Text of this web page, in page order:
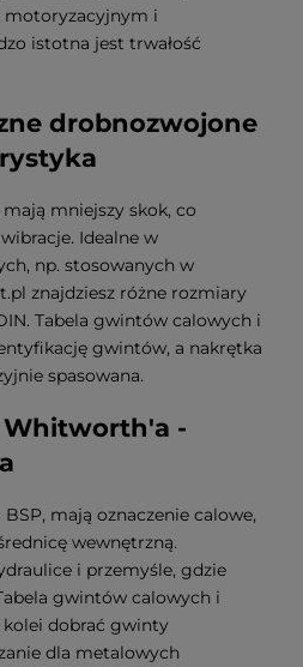
motoryzacyjnym i
istotna jest trwałość
drobnozwojone
mniejszy skok, co
Idealne w
np. stosowanych w
znajdziesz różne rozmiary
Tabela gwintów calowych i
gwintów, a nakrętka
spasowana.
-
mają oznaczenie calowe,
wewnętrzną.
i przemyśle, gdzie
gwintów calowych i
dobrać gwinty
dla metalowych